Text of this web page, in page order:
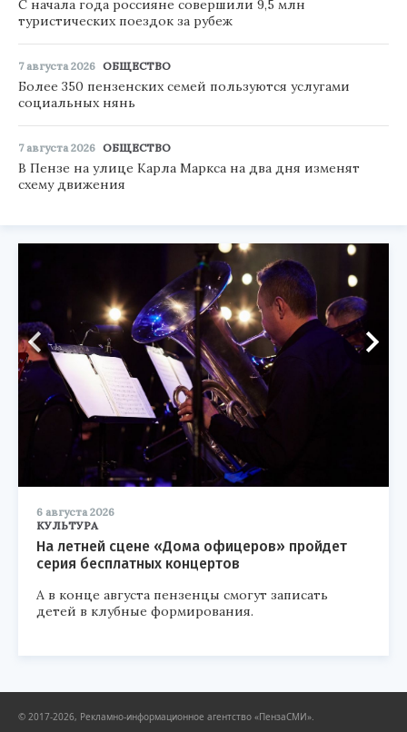
С начала года россияне совершили 9,5 млн
туристических поездок за рубеж
7 августа 2026 ОБЩЕСТВО
Более 350 пензенских семей пользуются услугами
социальных нянь
7 августа 2026 ОБЩЕСТВО
В Пензе на улице Карла Маркса на два дня изменят
схему движения
6 августа 2026
КУЛЬТУРА
На летней сцене «Дома офицеров» пройдет
серия бесплатных концертов
А в конце августа пензенцы смогут записать
детей в клубные формирования.
© 2017-2026, Рекламно-информационное агентство «ПензаСМИ».